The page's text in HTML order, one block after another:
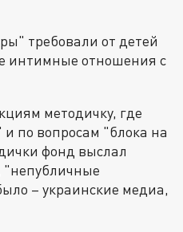
требовали от детей
интимные отношения с
методичку, где
по вопросам "блока на
фонд выслал
– украинские медиа,